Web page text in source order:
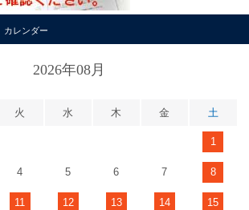
カレンダー
2026年08月
火 水 木 金 土
1
4 5 6 7 8
11 12 13 14 15